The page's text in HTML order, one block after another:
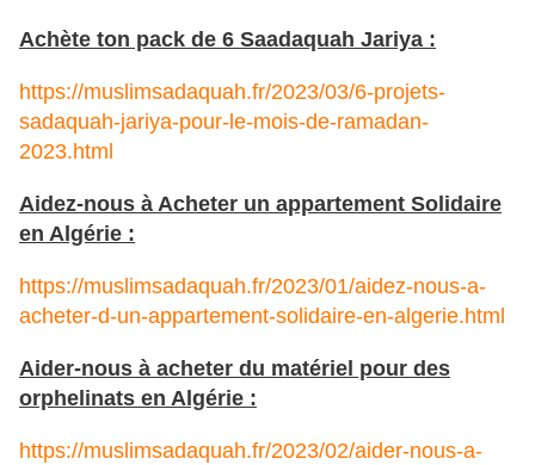
Achète ton pack de 6 Saadaquah Jariya :
https://muslimsadaquah.fr/2023/03/6-projets-
sadaquah-jariya-pour-le-mois-de-ramadan-
2023.html
Aidez-nous à Acheter un appartement Solidaire
en Algérie :
https://muslimsadaquah.fr/2023/01/aidez-nous-a-
acheter-d-un-appartement-solidaire-en-algerie.html
Aider-nous à acheter du matériel pour des
orphelinats en Algérie :
https://muslimsadaquah.fr/2023/02/aider-nous-a-